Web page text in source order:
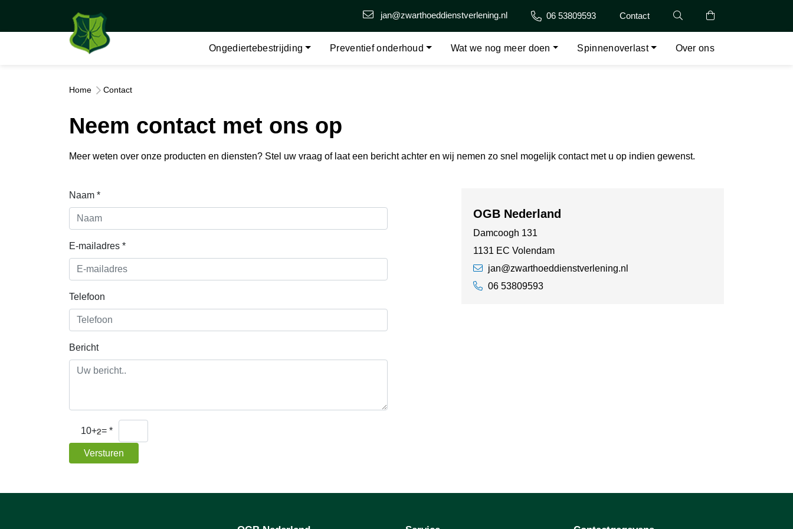
jan@zwarthoeddienstverlening.nl 06 53809593 Contact
Ongediertebestrijding Preventief onderhoud Wat we nog meer doen Spinnenoverlast Over ons
Home Contact
Neem contact met ons op
Meer weten over onze producten en diensten? Stel uw vraag of laat een bericht achter en wij nemen zo snel mogelijk contact met u op indien gewenst.
Naam *
E-mailadres *
Telefoon
Bericht
10+ = *
Versturen
OGB Nederland
Damcoogh 131
1131 EC Volendam
jan@zwarthoeddienstverlening.nl
06 53809593